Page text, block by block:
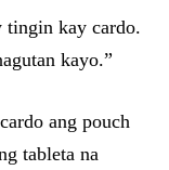
tingin kay cardo.
kayo.”
ang pouch
tableta na